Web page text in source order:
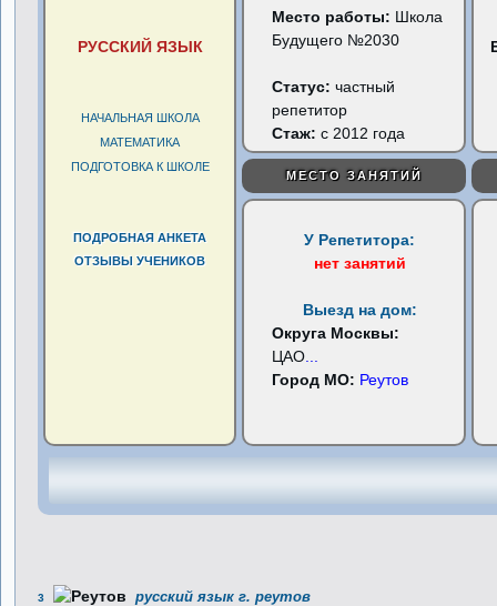
РУССКИЙ ЯЗЫК
НАЧАЛЬНАЯ ШКОЛА
МАТЕМАТИКА
ПОДГОТОВКА К ШКОЛЕ
ПОДРОБНАЯ АНКЕТА
ОТЗЫВЫ УЧЕНИКОВ
Место работы: Школа
Будущего №2030
Статус:частный
репетитор
Стаж: с 2012 года
МЕСТО ЗАНЯТИЙ
У Репетитора:
нет занятий
Выезд на дом:
Округа Москвы:
ЦАО
Город МО: Реутов
3 русский язык г. реутов